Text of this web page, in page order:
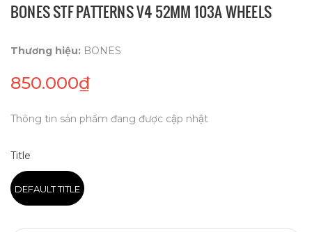
BONES STF PATTERNS V4 52MM 103A WHEELS
Thương hiệu: BONES
850.000₫
Thông tin sản phẩm đang được cập nhật
Title
DEFAULT TITLE